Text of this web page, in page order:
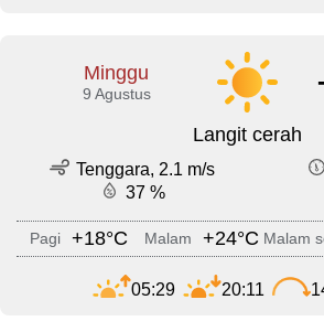
Minggu
9 Agustus
Langit cerah
Tenggara, 2.1 m/s
37 %
Pagi +18°C Malam +24°C Malam
05:29 20:11